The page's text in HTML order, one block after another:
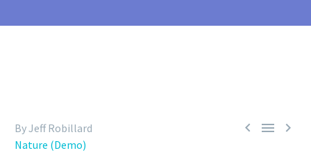
  
By Jeff Robillard
Nature (Demo)